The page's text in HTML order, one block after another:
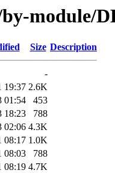
module/
Size Description
-
19:37 2.6K
01:54
453
18:23
788
02:06 4.3K
08:17 1.0K
08:03
788
08:19 4.7K